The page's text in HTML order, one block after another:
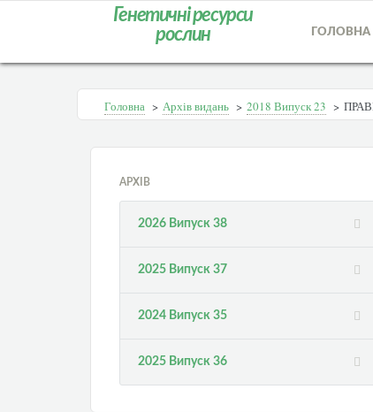
Генетичні ресурси
рослин
ГОЛОВНА
Головна > Архів видань > 2018 Випуск 23 >
АРХІВ
2026 Випуск 38
2025 Випуск 37
2024 Випуск 35
2025 Випуск 36